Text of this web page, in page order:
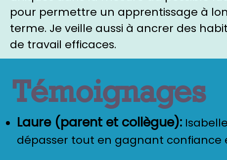
pour permettre un apprentissage à
terme. Je veille aussi à ancrer des
de travail efficaces.
Témoignages
Laure (parent et collègue):
dépasser tout en gagnant confiance